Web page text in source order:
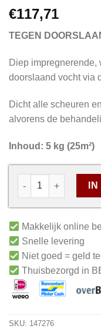
€117,71
TEGEN
Diep impregnerende,
doorslaand vocht via
Dicht alle scheuren
alvorens de
Inhoud: 5 kg (25m²)
Makkelijk online
Snelle levering
Niet goed = geld
Thuisbezorgd in
SKU: 147276